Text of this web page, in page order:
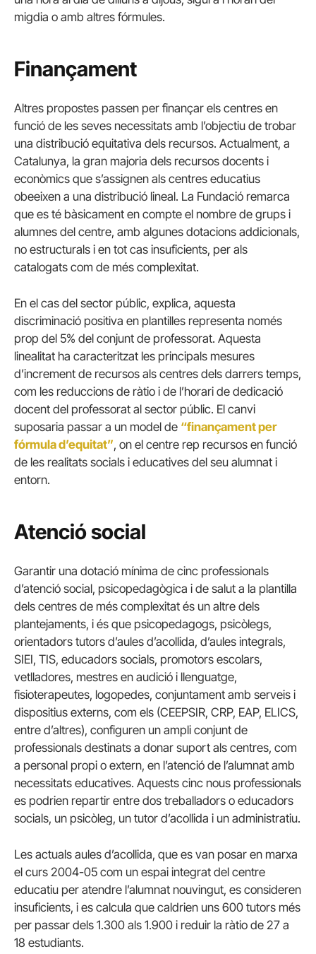
migdia o amb altres fórmules.
Finançament
Altres propostes passen per finançar els centres en
funció de les seves necessitats amb l’objectiu de trobar
una distribució equitativa dels recursos. Actualment, a
Catalunya, la gran majoria dels recursos docents i
econòmics que s’assignen als centres educatius
obeeixen a una distribució lineal. La Fundació remarca
que es té bàsicament en compte el nombre de grups i
alumnes del centre, amb algunes dotacions addicionals,
no estructurals i en tot cas insuficients, per als
catalogats com de més complexitat.
En el cas del sector públic, explica, aquesta
discriminació positiva en plantilles representa només
prop del 5% del conjunt de professorat. Aquesta
linealitat ha caracteritzat les principals mesures
d’increment de recursos als centres dels darrers temps,
com les reduccions de ràtio i de l’horari de dedicació
docent del professorat al sector públic. El canvi
suposaria passar a un model de “finançament per
fórmula d’equitat”, on el centre rep recursos en funció
de les realitats socials i educatives del seu alumnat i
entorn.
Atenció social
Garantir una dotació mínima de cinc professionals
d’atenció social, psicopedagògica i de salut a la plantilla
dels centres de més complexitat és un altre dels
plantejaments, i és que psicopedagogs, psicòlegs,
orientadors tutors d’aules d’acollida, d’aules integrals,
SIEI, TIS, educadors socials, promotors escolars,
vetlladores, mestres en audició i llenguatge,
fisioterapeutes, logopedes, conjuntament amb serveis i
dispositius externs, com els (CEEPSIR, CRP, EAP, ELICS,
entre d’altres), configuren un ampli conjunt de
professionals destinats a donar suport als centres, com
a personal propi o extern, en l’atenció de l’alumnat amb
necessitats educatives. Aquests cinc nous professionals
es podrien repartir entre dos treballadors o educadors
socials, un psicòleg, un tutor d’acollida i un administratiu.
Les actuals aules d’acollida, que es van posar en marxa
el curs 2004-05 com un espai integrat del centre
educatiu per atendre l’alumnat nouvingut, es consideren
insuficients, i es calcula que caldrien uns 600 tutors més
per passar dels 1.300 als 1.900 i reduir la ràtio de 27 a
18 estudiants.